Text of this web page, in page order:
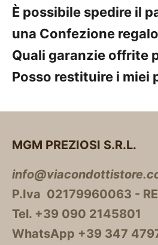
È possibile spedire il
una Confezione
Quali garanzie offrite
Posso restituire i miei
MGM PREZIOSI S.R.L.
P.Iva 02179960063 -
Tel. +39 090 2145801
WhatsApp +39 347